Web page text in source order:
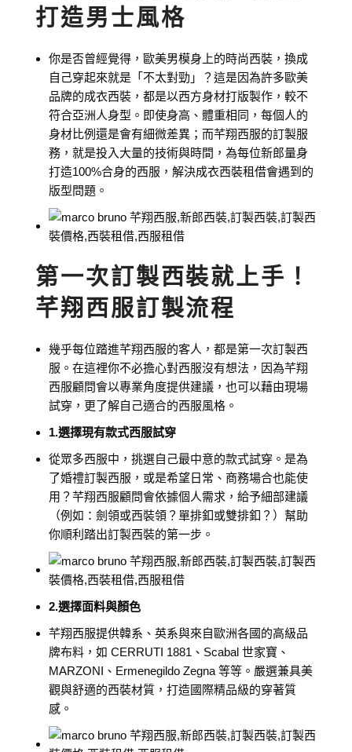
打造男士風格
你是否曾經覺得，歐美男模身上的時尚西裝，換成
自己穿起來就是「不太對勁」？這是因為許多歐美
品牌的成衣西裝，都是以西方身材打版製作，較不
符合亞洲人身型。即使身高、體重相同，每個人的
身材比例還是會有細微差異；而芊翔西服的訂製服
務，就是投入大量的技術與時間，為每位新郎量身
打造100%合身的西服，解決成衣西裝租借會遇到的
版型問題。
第一次訂製西裝就上手！
芊翔西服訂製流程
幾乎每位踏進芊翔西服的客人，都是第一次訂製西
服。在這裡你不必擔心對西服沒有想法，因為芊翔
西服顧問會以專業角度提供建議，也可以藉由現場
試穿，更了解自己適合的西服風格。
1.選擇現有款式西服試穿
從眾多西服中，挑選自己最中意的款式試穿。是為
了婚禮訂製西服，或是希望日常、商務場合也能使
用？芊翔西服顧問會依據個人需求，給予細部建議
（例如：劍領或西裝領？單排釦或雙排釦？）幫助
你順利踏出訂製西裝的第一步。
2.選擇面料與顏色
芊翔西服提供韓系、英系與來自歐洲各國的高級品
牌布料，如 CERRUTI 1881、Scabal 世家寶、
MARZONI、Ermenegildo Zegna 等等。嚴選兼具美
觀與舒適的西裝材質，打造國際精品級的穿著質
感。